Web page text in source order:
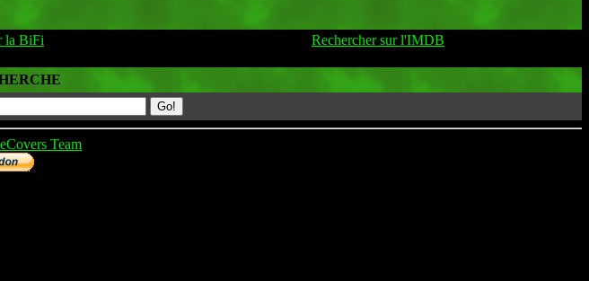
la BiFi Rechercher sur l'IMDB
Team